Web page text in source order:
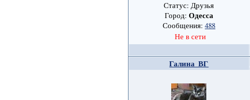
Статус: Друзья
Город: Одесса
Сообщения: 488
Не в сети
Галина_ВГ